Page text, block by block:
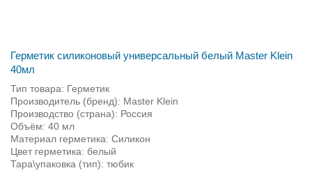
Герметик силиконовый универсальный белый Master Klein
40мл
Тип товара: Герметик
Производитель (бренд): Master Klein
Производство (страна): Россия
Объём: 40 мл
Материал герметика: Силикон
Цвет герметика: белый
Тара\упаковка (тип): тюбик